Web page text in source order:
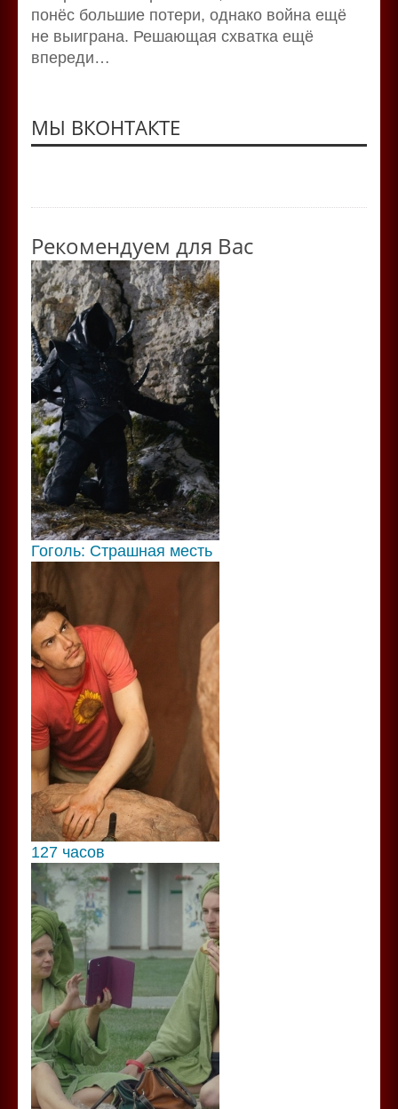
понёс большие потери, однако война ещё
не выиграна. Решающая схватка ещё
впереди…
МЫ ВКОНТАКТЕ
Рекомендуем для Вас
Гоголь: Страшная месть
127 часов